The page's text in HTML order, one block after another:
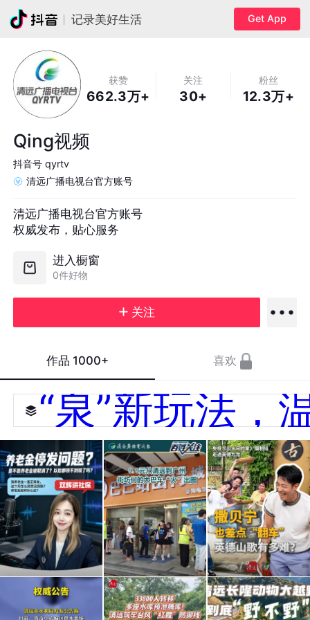
记录美好生活 Get App
获赞
662.3万+
关注
30+
粉丝
12.3万+
Qing视频
抖音号 qyrtv
清远广播电视台官方账号
清远广播电视台官方账号
权威发布，贴心服务
进入橱窗
0件好物
关注
作品 1000+ 喜欢
“泉”新玩法，
漏做 9.9
英德